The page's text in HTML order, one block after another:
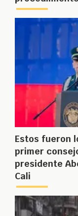
Estos fueron
primer
presidente
Cali